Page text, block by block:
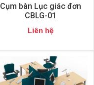
Cụm bàn Lục giác đơn
CBLG-01
Liên hệ